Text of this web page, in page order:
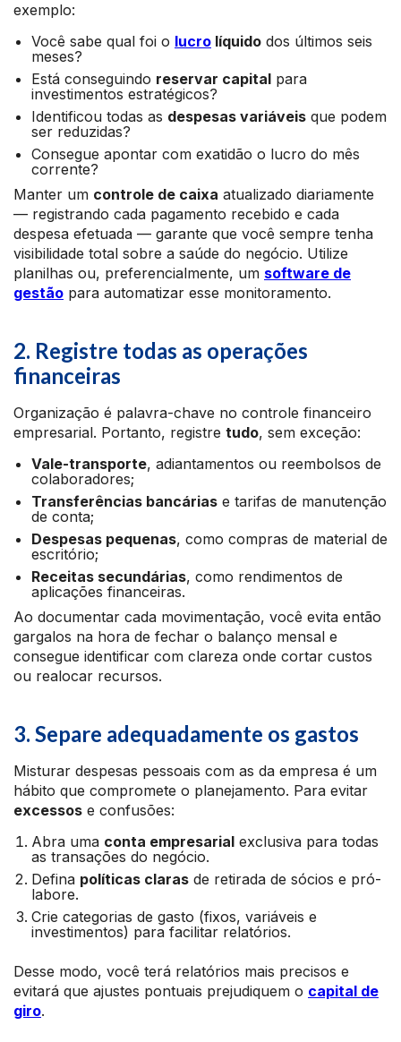
exemplo:
Você sabe qual foi o lucro líquido dos últimos seis
meses?
Está conseguindo reservar capital para
investimentos estratégicos?
Identificou todas as despesas variáveis que podem
ser reduzidas?
Consegue apontar com exatidão o lucro do mês
corrente?
Manter um controle de caixa atualizado diariamente
— registrando cada pagamento recebido e cada
despesa efetuada — garante que você sempre tenha
visibilidade total sobre a saúde do negócio. Utilize
planilhas ou, preferencialmente, um software de
gestão para automatizar esse monitoramento.
2. Registre todas as operações
financeiras
Organização é palavra-chave no controle financeiro
empresarial. Portanto, registre tudo, sem exceção:
Vale-transporte, adiantamentos ou reembolsos de
colaboradores;
Transferências bancárias e tarifas de manutenção
de conta;
Despesas pequenas, como compras de material de
escritório;
Receitas secundárias, como rendimentos de
aplicações financeiras.
Ao documentar cada movimentação, você evita então
gargalos na hora de fechar o balanço mensal e
consegue identificar com clareza onde cortar custos
ou realocar recursos.
3. Separe adequadamente os gastos
Misturar despesas pessoais com as da empresa é um
hábito que compromete o planejamento. Para evitar
excessos e confusões:
Abra uma conta empresarial exclusiva para todas
as transações do negócio.
Defina políticas claras de retirada de sócios e pró-
labore.
Crie categorias de gasto (fixos, variáveis e
investimentos) para facilitar relatórios.
Desse modo, você terá relatórios mais precisos e
evitará que ajustes pontuais prejudiquem o capital de
giro.